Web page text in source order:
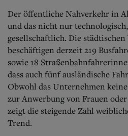
Abonnent
Abo
Archiv
Kontakt
Der öffentliche Nahverkehr in
und das nicht nur
gesellschaftlich. Die
beschäftigen derzeit 219
sowie 18
dass auch fünf ausländische
Obwohl das Unternehmen
zur Anwerbung von Frauen
zeigt die steigende Zahl
Trend.